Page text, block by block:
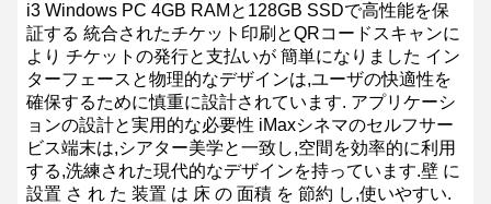
i3 Windows PC 4GB RAMと128GB SSDで高性能を保
証する 統合されたチケット印刷とQRコードスキャンに
より チケットの発行と支払いが 簡単になりました イン
ターフェースと物理的なデザインは,ユーザの快適性を
確保するために慎重に設計されています. アプリケーシ
ョンの設計と実用的な必要性 iMaxシネマのセルフサー
ビス端末は,シアター美学と一致し,空間を効率的に利用
する,洗練された現代的なデザインを持っています.壁 に
設置 さ れ た 装置 は 床 の 面積 を 節約 し,使いやすい.